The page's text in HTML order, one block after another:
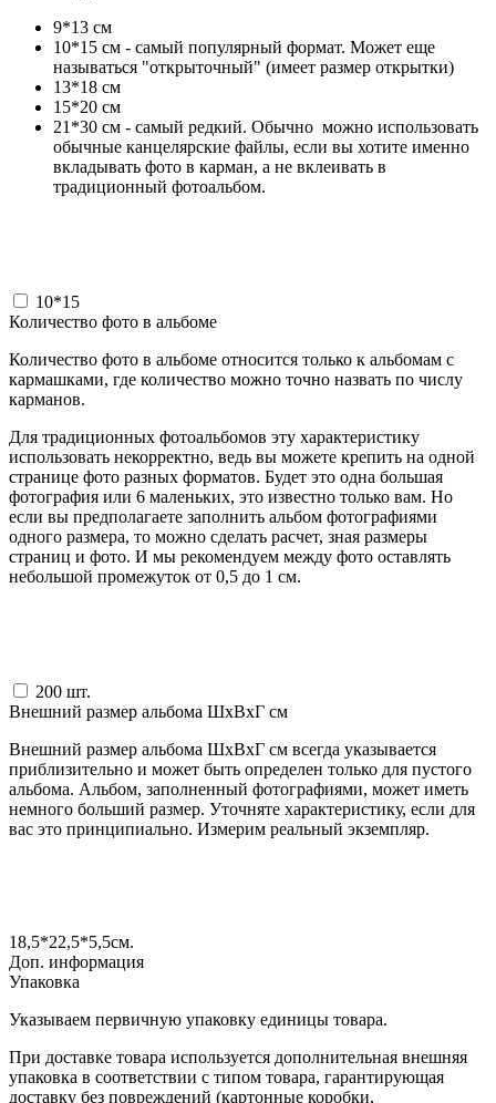
9*13 см
10*15 см - самый популярный формат. Может еще
называться "открыточный" (имеет размер открытки)
13*18 см
15*20 см
21*30 см - самый редкий. Обычно можно использовать
обычные канцелярские файлы, если вы хотите именно
вкладывать фото в карман, а не вклеивать в
традиционный фотоальбом.
10*15
Количество фото в альбоме
Количество фото в альбоме относится только к альбомам с
кармашками, где количество можно точно назвать по числу
карманов.
Для традиционных фотоальбомов эту характеристику
использовать некорректно, ведь вы можете крепить на одной
странице фото разных форматов. Будет это одна большая
фотография или 6 маленьких, это известно только вам. Но
если вы предполагаете заполнить альбом фотографиями
одного размера, то можно сделать расчет, зная размеры
страниц и фото. И мы рекомендуем между фото оставлять
небольшой промежуток от 0,5 до 1 см.
200 шт.
Внешний размер альбома ШxВxГ см
Внешний размер альбома ШxВxГ см всегда указывается
приблизительно и может быть определен только для пустого
альбома. Альбом, заполненный фотографиями, может иметь
немного больший размер. Уточняте характеристику, если для
вас это принципиально. Измерим реальный экземпляр.
18,5*22,5*5,5см.
Доп. информация
Упаковка
Указываем первичную упаковку единицы товара.
При доставке товара используется дополнительная внешняя
упаковка в соответствии с типом товара, гарантирующая
доставку без повреждений (картонные коробки,